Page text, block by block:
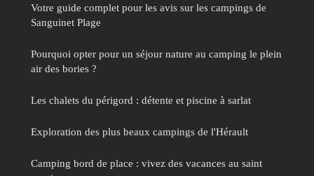
Votre guide complet pour les avis sur les campings de
Sanguinet Plage
Pourquoi opter pour un séjour nature au camping le plein
air des bories ?
Les chalets du périgord : détente et piscine à sarlat
Exploration des plus beaux campings de l'Hérault
Camping bord de place : vivez des vacances au saint